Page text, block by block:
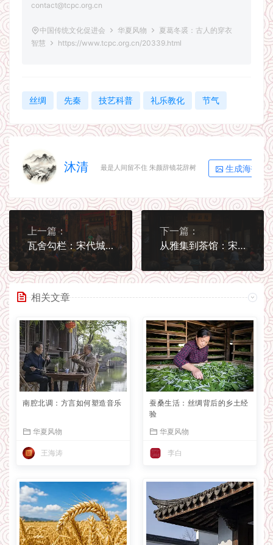
contact@tcpc.org.cn
中国传统文化促进会 华夏风物
夏葛冬裘：古人的穿衣
智慧
https://www.tcpc.org.cn/20339.html
丝绸 先秦 技艺科普 礼乐教化 节气
沐清 最是人间留不住 朱颜辞镜花辞树 生成海报
上一篇：
瓦舍勾栏：宋代城市里的音乐空间
下一篇：
从雅集到茶馆：宋人怎样听音乐
相关文章
南腔北调：方言如何塑造音乐
华夏风物
王海涛
蚕桑生活：丝绸背后的乡土经
验
华夏风物
李白